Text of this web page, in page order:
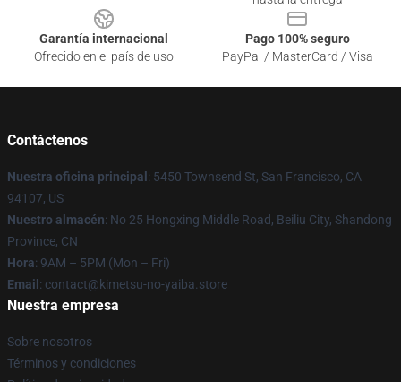
Garantía internacional
Ofrecido en el país de uso
Pago 100% seguro
PayPal / MasterCard / Visa
Contáctenos
Nuestra oficina principal : 5450 Townsend St, San Francisco, CA
94107, US
Nuestro almacén: No 25 Hongxing Middle Road, Beiliu City, Shandong
Province, CN
Hora: 9AM – 5PM (Mon – Fri)
Email : contact@kimetsu-no-yaiba.store
Nuestra empresa
Sobre nosotros
Términos y condiciones